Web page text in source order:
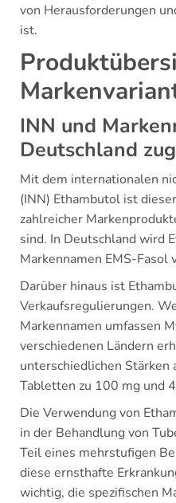
von Herausforderungen
ist.
INN und
Deutschland
Mit dem internationalen
(INN) Ethambutol ist
zahlreicher
sind. In Deutschland wird
Markennamen EMS-Fasol
Darüber hinaus ist
Verkaufsregulierungen.
Markennamen umfassen
verschiedenen Ländern
unterschiedlichen
Tabletten zu 100 mg und
Die Verwendung von
in der Behandlung von
Teil eines mehrstufigen
diese ernsthafte
wichtig, die spezifischen